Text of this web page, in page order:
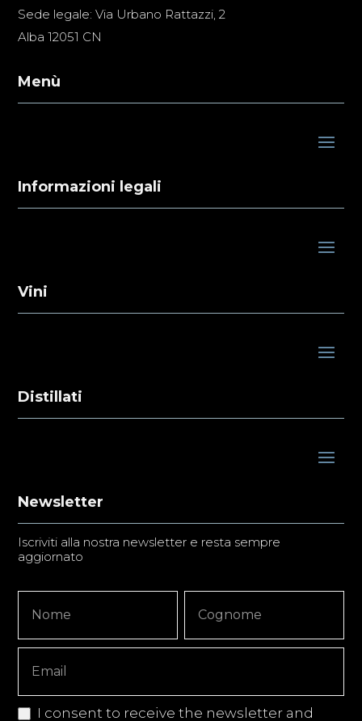
Sede legale: Via Urbano Rattazzi, 2
Alba 12051 CN
Menù
Informazioni legali
Vini
Distillati
Newsletter
Iscriviti alla nostra newsletter e resta sempre
aggiornato
Signup
Copy
I consent to receive the newsletter and